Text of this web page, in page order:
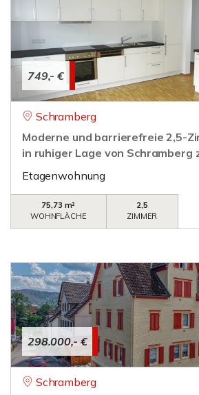
749,- €
Schramberg
Moderne und barrierefreie 2,5-
in ruhiger Lage von Schramberg
Etagenwohnung
75,73 m²
WOHNFLÄCHE
2,5
ZIMMER
298.000,- €
Schramberg